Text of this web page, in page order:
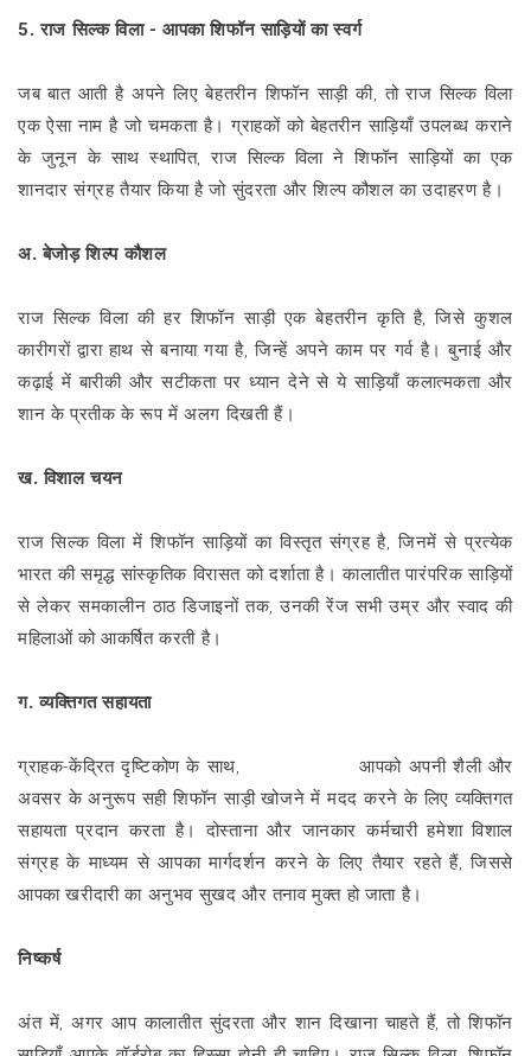
5. राज सिल्क विला - आपका शिफॉन साड़ियों का स्वर्ग
जब बात आती है अपने लिए बेहतरीन शिफॉन साड़ी की, तो राज सिल्क विला
एक ऐसा नाम है जो चमकता है। ग्राहकों को बेहतरीन साड़ियाँ उपलब्ध कराने
के जुनून के साथ स्थापित, राज सिल्क विला ने शिफॉन साड़ियों का एक
शानदार संग्रह तैयार किया है जो सुंदरता और शिल्प कौशल का उदाहरण है।
अ. बेजोड़ शिल्प कौशल
राज सिल्क विला की हर शिफॉन साड़ी एक बेहतरीन कृति है, जिसे कुशल
कारीगरों द्वारा हाथ से बनाया गया है, जिन्हें अपने काम पर गर्व है। बुनाई और
कढ़ाई में बारीकी और सटीकता पर ध्यान देने से ये साड़ियाँ कलात्मकता और
शान के प्रतीक के रूप में अलग दिखती हैं।
ख. विशाल चयन
राज सिल्क विला में शिफॉन साड़ियों का विस्तृत संग्रह है, जिनमें से प्रत्येक
भारत की समृद्ध सांस्कृतिक विरासत को दर्शाता है। कालातीत पारंपरिक साड़ियों
से लेकर समकालीन ठाठ डिजाइनों तक, उनकी रेंज सभी उम्र और स्वाद की
महिलाओं को आकर्षित करती है।
ग. व्यक्तिगत सहायता
ग्राहक-केंद्रित दृष्टिकोण के साथ,
आपको अपनी शैली और
अवसर के अनुरूप सही शिफॉन साड़ी खोजने में मदद करने के लिए व्यक्तिगत
सहायता प्रदान करता है। दोस्ताना और जानकार कर्मचारी हमेशा विशाल
संग्रह के माध्यम से आपका मार्गदर्शन करने के लिए तैयार रहते हैं, जिससे
आपका खरीदारी का अनुभव सुखद और तनाव मुक्त हो जाता है।
निष्कर्ष
अंत में, अगर आप कालातीत सुंदरता और शान दिखाना चाहते हैं, तो शिफॉन